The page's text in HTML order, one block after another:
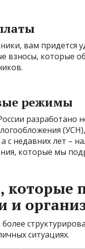
вам придется
взносы, которые
режимы
разработано
с недавних лет –
которые мы
которые
и
ситуациях.